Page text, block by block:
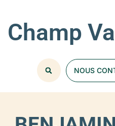
Champ
NOUS